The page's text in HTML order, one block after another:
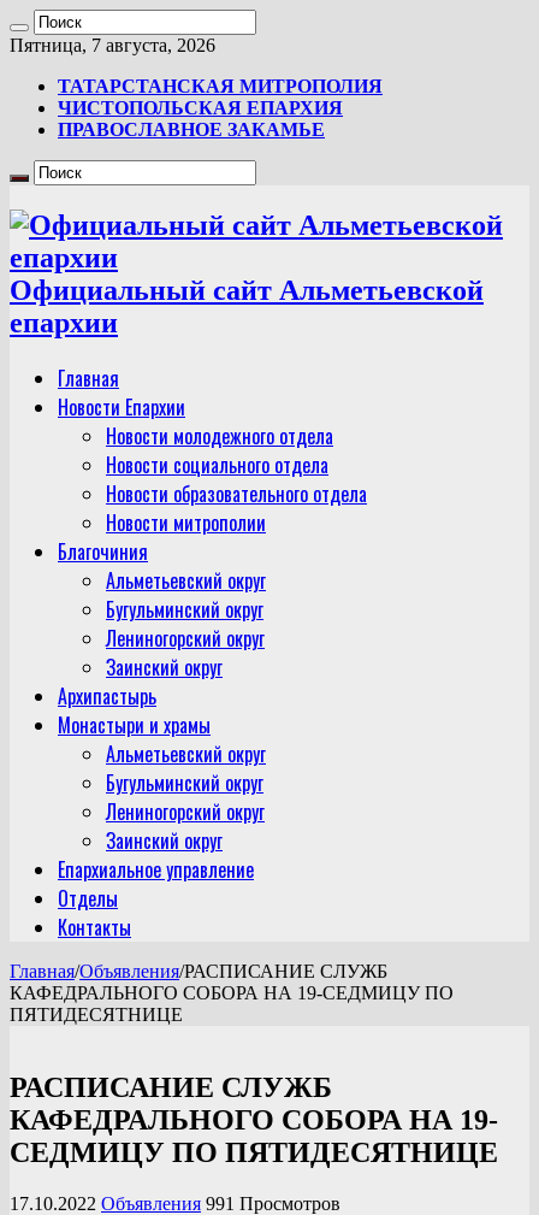
Пятница, 7 августа, 2026
ТАТАРСТАНСКАЯ МИТРОПОЛИЯ
ЧИСТОПОЛЬСКАЯ ЕПАРХИЯ
ПРАВОСЛАВНОЕ ЗАКАМЬЕ
Официальный сайт Альметьевской
епархии
Главная
Новости Епархии
Новости молодежного отдела
Новости социального отдела
Новости образовательного отдела
Новости митрополии
Благочиния
Альметьевский округ
Бугульминский округ
Лениногорский округ
Заинский округ
Архипастырь
Монастыри и храмы
Альметьевский округ
Бугульминский округ
Лениногорский округ
Заинский округ
Епархиальное управление
Отделы
Контакты
Главная/Объявления/РАСПИСАНИЕ СЛУЖБ
КАФЕДРАЛЬНОГО СОБОРА НА 19-СЕДМИЦУ ПО
ПЯТИДЕСЯТНИЦЕ
РАСПИСАНИЕ СЛУЖБ
КАФЕДРАЛЬНОГО СОБОРА НА 19-
СЕДМИЦУ ПО ПЯТИДЕСЯТНИЦЕ
17.10.2022 Объявления 991 Просмотров